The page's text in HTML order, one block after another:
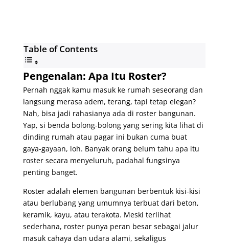
Table of Contents
Pengenalan: Apa Itu Roster?
Pernah nggak kamu masuk ke rumah seseorang dan
langsung merasa adem, terang, tapi tetap elegan?
Nah, bisa jadi rahasianya ada di roster bangunan.
Yap, si benda bolong-bolong yang sering kita lihat di
dinding rumah atau pagar ini bukan cuma buat
gaya-gayaan, loh. Banyak orang belum tahu apa itu
roster secara menyeluruh, padahal fungsinya
penting banget.
Roster adalah elemen bangunan berbentuk kisi-kisi
atau berlubang yang umumnya terbuat dari beton,
keramik, kayu, atau terakota. Meski terlihat
sederhana, roster punya peran besar sebagai jalur
masuk cahaya dan udara alami, sekaligus